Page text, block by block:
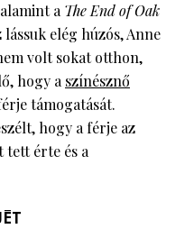
aThe End of Oak
elég húzós, Anne
volt sokat otthon,
hogy aszínésznő
támogatását.
hogy a férje az
tett érte és a